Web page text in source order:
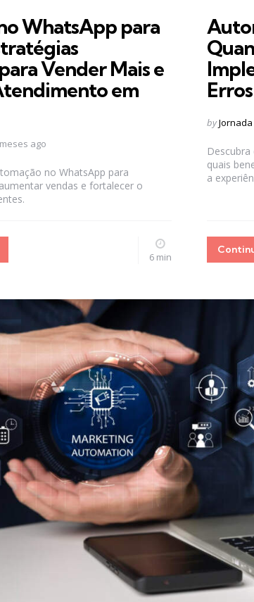
WhatsApp para
Vender Mais e
em
ago
no WhatsApp para
vendas e fortalecer o
6 min
Posted
by
quais
a